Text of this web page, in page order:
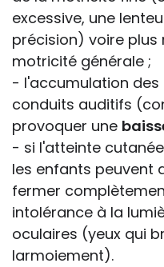
excessive, une
précision) voire plus
motricité générale ;
- l'accumulation des
conduits auditifs
provoquer une
- si l'atteinte
les enfants peuvent
fermer
intolérance à la
oculaires (yeux qui
larmoiement).